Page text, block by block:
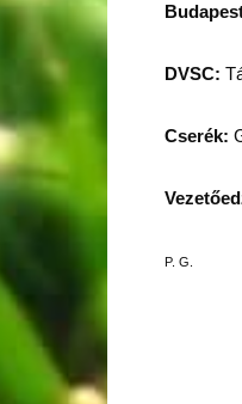
DVSC:
Cserék:
P. G.